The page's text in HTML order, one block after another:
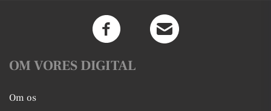
OM VORES DIGITAL
Om os